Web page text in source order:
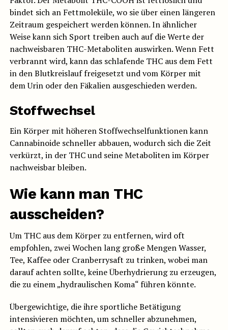
bindet sich an Fettmoleküle, wo sie über einen längeren
Zeitraum gespeichert werden können. In ähnlicher
Weise kann sich Sport treiben auch auf die Werte der
nachweisbaren THC-Metaboliten auswirken. Wenn Fett
verbrannt wird, kann das schlafende THC aus dem Fett
in den Blutkreislauf freigesetzt und vom Körper mit
dem Urin oder den Fäkalien ausgeschieden werden.
Stoffwechsel
Ein Körper mit höheren Stoffwechselfunktionen kann
Cannabinoide schneller abbauen, wodurch sich die Zeit
verkürzt, in der THC und seine Metaboliten im Körper
nachweisbar bleiben.
Wie kann man THC
ausscheiden?
Um THC aus dem Körper zu entfernen, wird oft
empfohlen, zwei Wochen lang große Mengen Wasser,
Tee, Kaffee oder Cranberrysaft zu trinken, wobei man
darauf achten sollte, keine Überhydrierung zu erzeugen,
die zu einem „hydraulischen Koma“ führen könnte.
Übergewichtige, die ihre sportliche Betätigung
intensivieren möchten, um schneller abzunehmen,